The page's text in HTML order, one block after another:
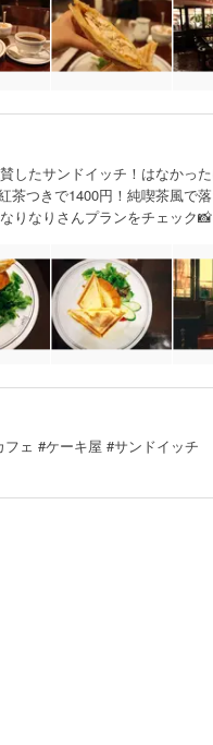
したサンドイッチ！はなかっ
茶つきで1400円！純喫茶風で
りなりさんプランをチェック📸
フェ #ケーキ屋 #サンドイッチ